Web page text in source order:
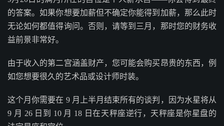
的答案。如果你想要加薪但不确定你能得到加薪，那么此时
无论如何都值得询问。否则，请等到三月，那时您的财务收
益前景非常好。
由于收入的第二宫涵盖财产，您可能会购买昂贵的东西，例
如您想要很久的艺术品或设计师时装。
这个月你需要在 9 月上半月结束所有的谈判，因为水星将从
9 月 26 日到 10 月 18 日在天秤座逆行，天秤座是你星盘的